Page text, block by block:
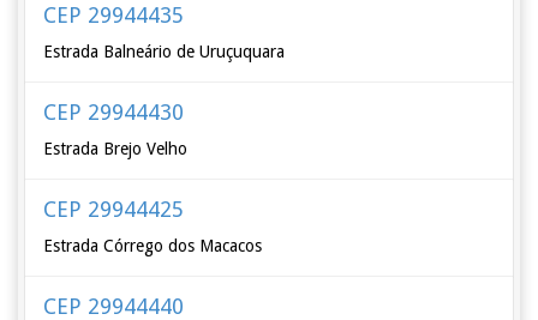
CEP 29944435
Estrada Balneário de Uruçuquara
CEP 29944430
Estrada Brejo Velho
CEP 29944425
Estrada Córrego dos Macacos
CEP 29944440